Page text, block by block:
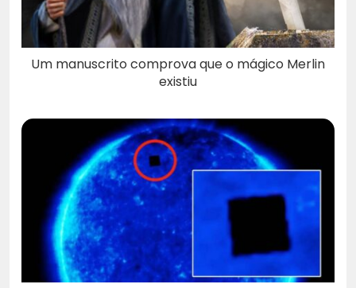
Um manuscrito comprova que o mágico Merlin
existiu